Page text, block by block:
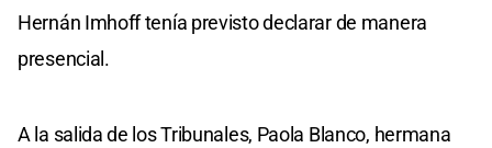
Hernán Imhoff tenía previsto declarar de manera
presencial.
A la salida de los Tribunales, Paola Blanco, hermana